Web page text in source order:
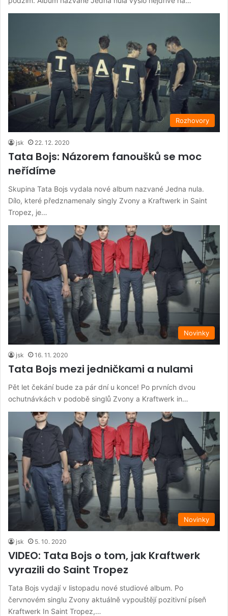
Rozhovory
jsk 22. 12. 2020
Tata Bojs: Názorem fanoušků se moc
neřídíme
Skupina Tata Bojs vydala nové album nazvané Jedna nula.
Dílo, které předznamenaly singly Zvony a Kraftwerk in Saint
Tropez, je…
Novinky
jsk 16. 11. 2020
Tata Bojs mezi jedničkami a nulami
Pět let čekání bude za pár dní u konce! Po prvních dvou
ochutnávkách v podobě singlů Zvony a Kraftwerk in…
Novinky
jsk 5. 10. 2020
VIDEO: Tata Bojs o tom, jak Kraftwerk
vyrazili do Saint Tropez
Tata Bojs vydají v listopadu nové studiové album. Po
červnovém singlu Zvony aktuálně vypouštějí pozitivní píseň
Kraftwerk In Saint Tropez,…